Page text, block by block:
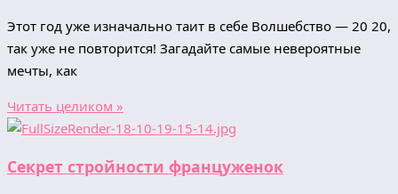
Этот год уже изначально таит в себе Волшебство — 20 20,
так уже не повторится! Загадайте самые невероятные
мечты, как
Читать целиком »
Секрет стройности француженок